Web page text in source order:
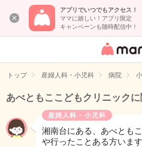
アプリでいつでもアクセス！
ママに嬉しい！アプリ限定
キャンペーンも随時配信中！
女性専用
イト
トップ 産婦人科・小児科 病院
あべともここどもクリニック
産婦人科・小児科
湘南台にある、あべとも
や行ったことある方いま